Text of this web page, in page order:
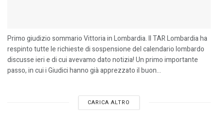
Primo giudizio sommario Vittoria in Lombardia. Il TAR Lombardia ha
respinto tutte le richieste di sospensione del calendario lombardo
discusse ieri e di cui avevamo dato notizia! Un primo importante
passo, in cui i Giudici hanno già apprezzato il buon...
CARICA ALTRO